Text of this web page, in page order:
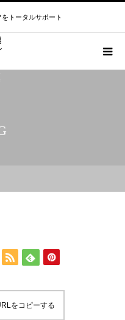
をトータルサポート
をコピーする